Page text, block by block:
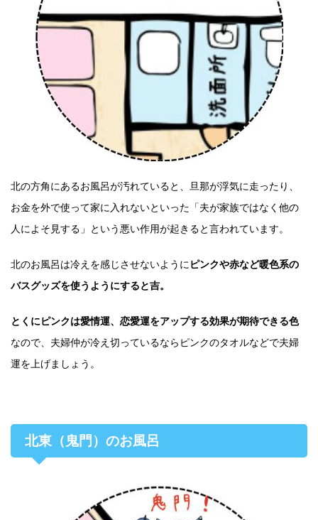
北の方角にあるお風呂が汚れていると、旦那が浮気に走ったり、
お金を外で使って家に入れないといった「夫が家族ではなく他の
人によそ見する」という悪い作用が起きると言われています。
北のお風呂は冷えを感じさせないように ピンクや赤など暖色系の
バスグッズを使うようにすると吉。
とくにピンクは愛情運、恋愛運をアップする効果が期待できる色
なので、夫婦仲が冷え切っているならピンクのタオルなどで夫婦
運を上げましょう。
北東（鬼門）のお風呂